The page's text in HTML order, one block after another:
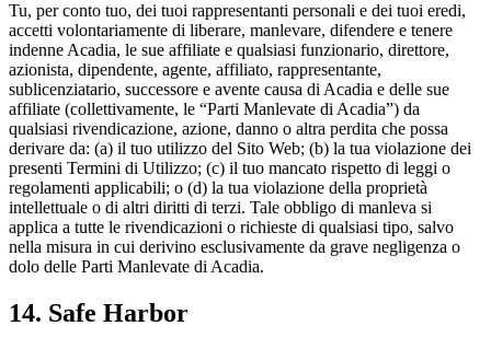
Tu, per conto tuo, dei tuoi rappresentanti personali e dei tuoi eredi,
accetti volontariamente di liberare, manlevare, difendere e tenere
indenne Acadia, le sue affiliate e qualsiasi funzionario, direttore,
azionista, dipendente, agente, affiliato, rappresentante,
sublicenziatario, successore e avente causa di Acadia e delle sue
affiliate (collettivamente, le “Parti Manlevate di Acadia”) da
qualsiasi rivendicazione, azione, danno o altra perdita che possa
derivare da: (a) il tuo utilizzo del Sito Web; (b) la tua violazione dei
presenti Termini di Utilizzo; (c) il tuo mancato rispetto di leggi o
regolamenti applicabili; o (d) la tua violazione della proprietà
intellettuale o di altri diritti di terzi. Tale obbligo di manleva si
applica a tutte le rivendicazioni o richieste di qualsiasi tipo, salvo
nella misura in cui derivino esclusivamente da grave negligenza o
dolo delle Parti Manlevate di Acadia.
14. Safe Harbor